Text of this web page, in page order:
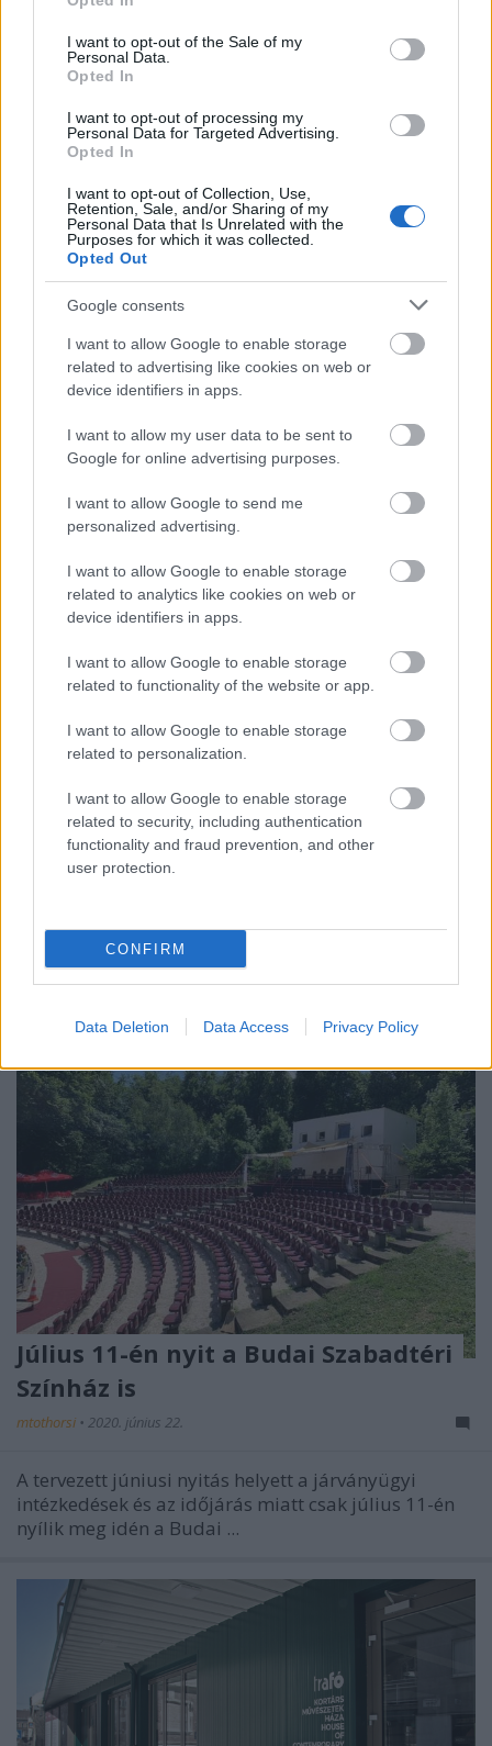
use your data for below specified purposes in below Google
consent section.
I want to opt-out of the Sale of my
Personal Data.
Opted In
I want to opt-out of processing my
Personal Data for Targeted Advertising.
Opted In
I want to opt-out of Collection, Use,
Retention, Sale, and/or Sharing of my
Personal Data that Is Unrelated with the
Purposes for which it was collected.
Opted Out
Google consents
I want to allow Google to enable storage
related to advertising like cookies on web or
device identifiers in apps.
I want to allow my user data to be sent to
Google for online advertising purposes.
I want to allow Google to send me
personalized advertising.
I want to allow Google to enable storage
related to analytics like cookies on web or
device identifiers in apps.
I want to allow Google to enable storage
related to functionality of the website or app.
I want to allow Google to enable storage
related to personalization.
I want to allow Google to enable storage
related to security, including authentication
functionality and fraud prevention, and other
user protection.
CONFIRM
Data Deletion Data Access Privacy Policy
TáncPark - Nyáresti táncélmény
élőben
mtothorsi•2020. június 24.
táncok júliusban Buda legnagyobb, ikonikus
rendezvényhelyszínén, a Millenárison.
Kaszás Attila-díj - elindult a
közönségszavazás
2020. június 23.
Csankó Zoltánra (Győri Nemzeti Színház), Földes
Tamásra (Budapesti Operettszínház) és ...
Július 11-én nyit a Budai Szabadtéri
Színház is
mtothorsi • 2020. június 22.
A tervezett júniusi nyitás helyett a járványügyi
intézkedések és az időjárás miatt csak július 11-én
nyílik meg idén a Budai ...